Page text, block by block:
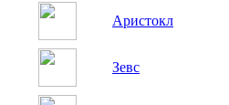
Аристокл
Зевс